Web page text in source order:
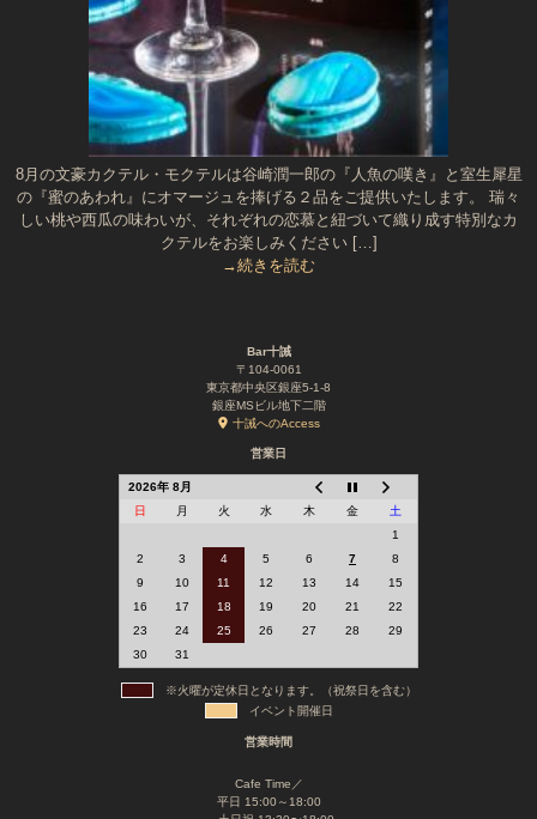
8月の文豪カクテル・モクテルは谷崎潤一郎の『人魚の嘆き』と室生犀星
の『蜜のあわれ』にオマージュを捧げる２品をご提供いたします。 瑞々
しい桃や西瓜の味わいが、それぞれの恋慕と紐づいて織り成す特別なカ
クテルをお楽しみください […]
→続きを読む
Bar十誡
〒104-0061
東京都中央区銀座5-1-8
銀座MSビル地下二階
十誡へのAccess
営業日
2026年 8月
日
月 火 水 木 金
土
1
2
3 4 5 6 7
8
9
10 11 12 13 14
15
16
17 18 19 20 21
22
23
24 25 26 27 28
29
30
31
※火曜が定休日となります。（祝祭日を含む）
イベント開催日
営業時間
Cafe Time／
平日 15:00～18:00